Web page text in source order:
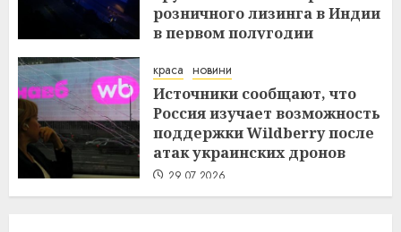
розничного лизинга в Индии
в первом полугодии
краса новини
Источники сообщают, что
Россия изучает возможность
поддержки Wildberry после
атак украинских дронов
29.07.2026